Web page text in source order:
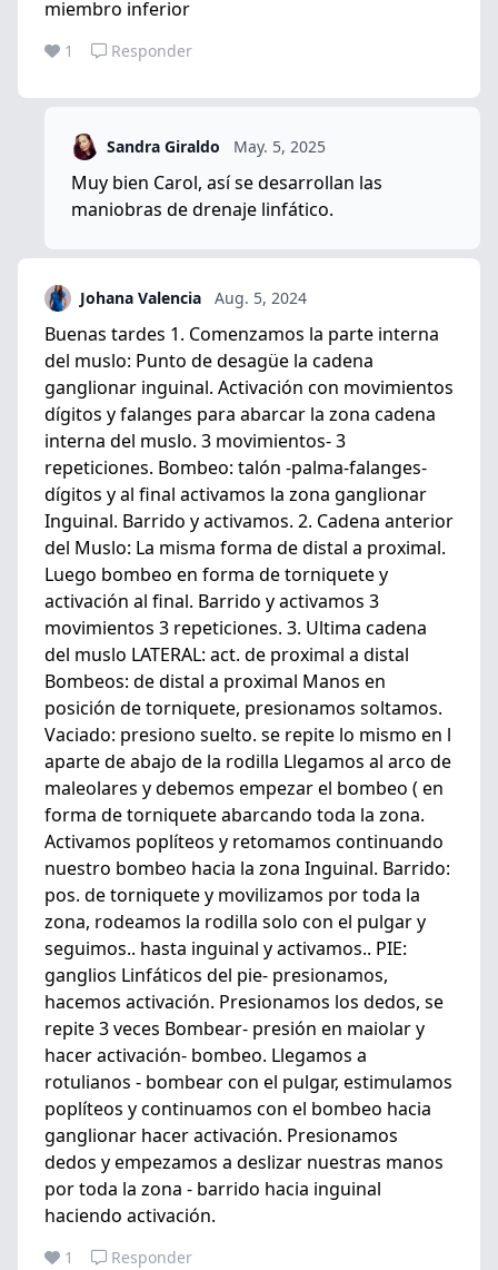
miembro inferior
1 Responder
Sandra Giraldo May. 5, 2025
Muy bien Carol, así se desarrollan las
maniobras de drenaje linfático.
Johana Valencia Aug. 5, 2024
Buenas tardes 1. Comenzamos la parte interna
del muslo: Punto de desagüe la cadena
ganglionar inguinal. Activación con movimientos
dígitos y falanges para abarcar la zona cadena
interna del muslo. 3 movimientos- 3
repeticiones. Bombeo: talón -palma-falanges-
dígitos y al final activamos la zona ganglionar
Inguinal. Barrido y activamos. 2. Cadena anterior
del Muslo: La misma forma de distal a proximal.
Luego bombeo en forma de torniquete y
activación al final. Barrido y activamos 3
movimientos 3 repeticiones. 3. Ultima cadena
del muslo LATERAL: act. de proximal a distal
Bombeos: de distal a proximal Manos en
posición de torniquete, presionamos soltamos.
Vaciado: presiono suelto. se repite lo mismo en l
aparte de abajo de la rodilla Llegamos al arco de
maleolares y debemos empezar el bombeo ( en
forma de torniquete abarcando toda la zona.
Activamos poplíteos y retomamos continuando
nuestro bombeo hacia la zona Inguinal. Barrido:
pos. de torniquete y movilizamos por toda la
zona, rodeamos la rodilla solo con el pulgar y
seguimos.. hasta inguinal y activamos.. PIE:
ganglios Linfáticos del pie- presionamos,
hacemos activación. Presionamos los dedos, se
repite 3 veces Bombear- presión en maiolar y
hacer activación- bombeo. Llegamos a
rotulianos - bombear con el pulgar, estimulamos
poplíteos y continuamos con el bombeo hacia
ganglionar hacer activación. Presionamos
dedos y empezamos a deslizar nuestras manos
por toda la zona - barrido hacia inguinal
haciendo activación.
1 Responder